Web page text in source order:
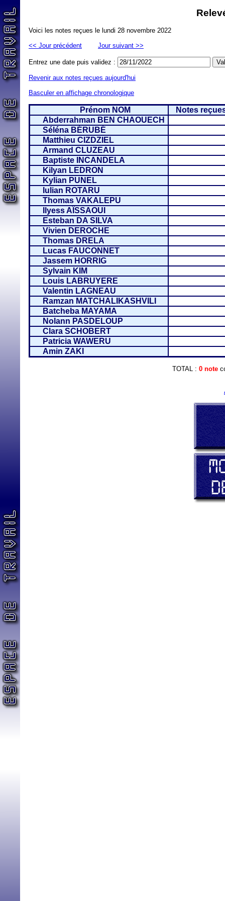
Voici les notes reçues le lundi 28 novembre 2022
<< Jour précédent
Jour suivant >>
Entrez une date puis validez :
Revenir aux notes reçues aujourd'hui
Basculer en affichage chronologique
Prénom NOM
Notes
Abderrahman BEN CHAOUECH
Séléna BÉRUBÉ
Matthieu CIZDZIEL
Armand CLUZEAU
Baptiste INCANDELA
Kilyan LEDRON
Kylian PUNEL
Iulian ROTARU
Thomas VAKALEPU
Ilyess AÏSSAOUI
Esteban DA SILVA
Vivien DEROCHE
Thomas DRELA
Lucas FAUCONNET
Jassem HORRIG
Sylvain KIM
Louis LABRUYERE
Valentin LAGNEAU
Ramzan MATCHALIKASHVILI
Batcheba MAYAMA
Nolann PASDELOUP
Clara SCHOBERT
Patricia WAWERU
Amin ZAKI
TOTAL : 0 note